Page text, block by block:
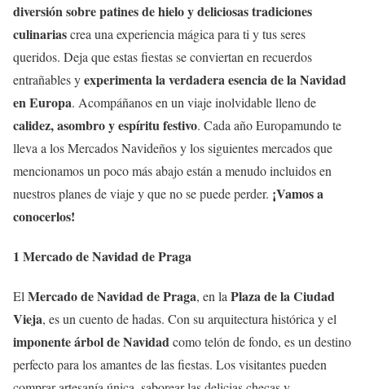
diversión sobre patines de hielo y deliciosas tradiciones
culinariascrea una experiencia mágica para ti y tus seres
queridos. Deja que estas fiestas se conviertan en recuerdos
entrañables yexperimenta la verdadera esencia de la Navidad
en Europa. Acompáñanos en un viaje inolvidable lleno de
calidez, asombro y espíritu festivo. Cada año Europamundo te
lleva a los Mercados Navideños y los siguientes mercados que
mencionamos un poco más abajo están a menudo incluidos en
nuestros planes de viaje y que no se puede perder. ¡Vamos a
conocerlos!
1 Mercado de Navidad de Praga
ElMercado de Navidad de Praga, en laPlaza de la Ciudad
Vieja, es un cuento de hadas. Con su arquitectura histórica y el
imponente árbol de Navidadcomo telón de fondo, es un destino
perfecto para los amantes de las fiestas. Los visitantes pueden